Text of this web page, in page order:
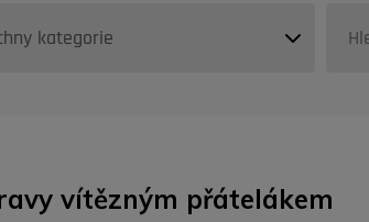
vítězným přátelákem